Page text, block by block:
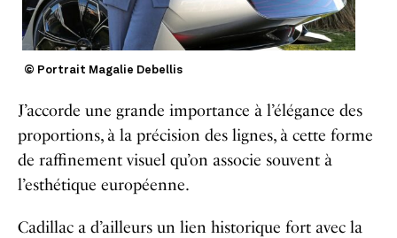
© Portrait Magalie Debellis
J’accorde une grande importance à l’élégance des
proportions, à la précision des lignes, à cette forme
de raffinement visuel qu’on associe souvent à
l’esthétique européenne.
Cadillac a d’ailleurs un lien historique fort avec la